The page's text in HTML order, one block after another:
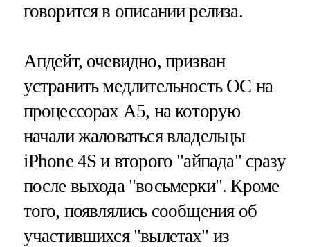
говорится в описании релиза.
Апдейт, очевидно, призван
устранить медлительность ОС на
процессорах A5, на которую
начали жаловаться владельцы
iPhone 4S и второго "айпада" сразу
после выхода "восьмерки". Кроме
того, появлялись сообщения об
участившихся "вылетах" из